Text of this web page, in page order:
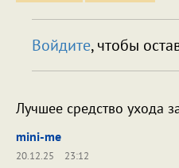
Войдите, чтобы
Лучшее средство ухода
mini-me
20.12.25
23:12